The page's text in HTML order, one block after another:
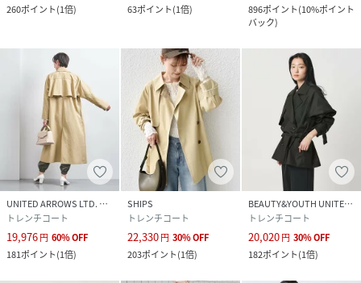
260ポイント(1倍)
63ポイント(1倍)
896ポイント(10%ポイント
バック)
UNITED ARROWS LTD. OUTLET
トレンチコート
19,976円 60%OFF
181ポイント(1倍)
SHIPS
トレンチコート
22,330円 30%OFF
203ポイント(1倍)
BEAUTY&YOUTH UNITED ARROWS
トレンチコート
20,020円 30%OFF
182ポイント(1倍)